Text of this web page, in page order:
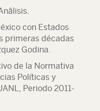
con Estados
primeras décadas
Godina.
de la Normativa
Políticas y
Periodo 2011-